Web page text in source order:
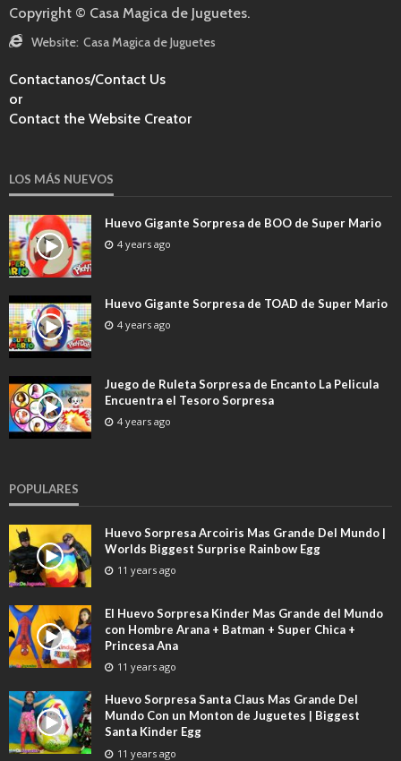
Copyright © Casa Magica de Juguetes.
Website: Casa Magica de Juguetes
Contactanos/Contact Us
or
Contact the Website Creator
LOS MÁS NUEVOS
Huevo Gigante Sorpresa de BOO de Super Mario
4 years ago
Huevo Gigante Sorpresa de TOAD de Super Mario
4 years ago
Juego de Ruleta Sorpresa de Encanto La Pelicula
Encuentra el Tesoro Sorpresa
4 years ago
POPULARES
Huevo Sorpresa Arcoiris Mas Grande Del Mundo |
Worlds Biggest Surprise Rainbow Egg
11 years ago
El Huevo Sorpresa Kinder Mas Grande del Mundo
con Hombre Arana + Batman + Super Chica +
Princesa Ana
11 years ago
Huevo Sorpresa Santa Claus Mas Grande Del
Mundo Con un Monton de Juguetes | Biggest
Santa Kinder Egg
11 years ago